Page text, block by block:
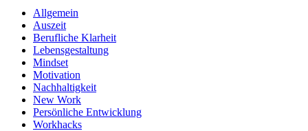
Allgemein
Auszeit
Berufliche Klarheit
Lebensgestaltung
Mindset
Motivation
Nachhaltigkeit
New Work
Persönliche Entwicklung
Workhacks